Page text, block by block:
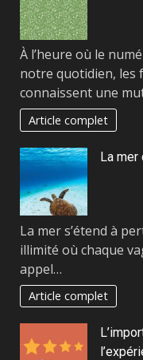
À l’heure où le
notre quotidien, les
connaissent une
Article complet
La
La mer s’étend à
illimité où chaque
appel…
Article complet